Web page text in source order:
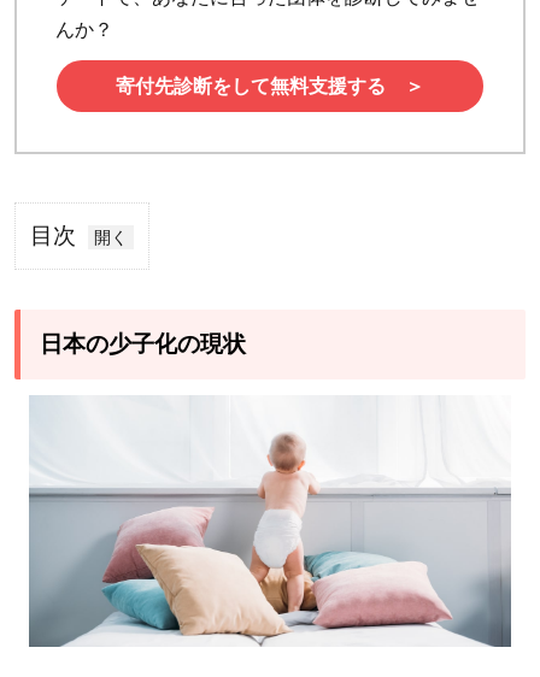
んか？
寄付先診断をして無料支援する ＞
目次
1
本
少
の
1.1
今後
日本の少子化の現状